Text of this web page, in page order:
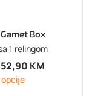
Gamet Box
1 relingom
52,90 KM